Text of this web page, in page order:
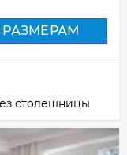
столешницы